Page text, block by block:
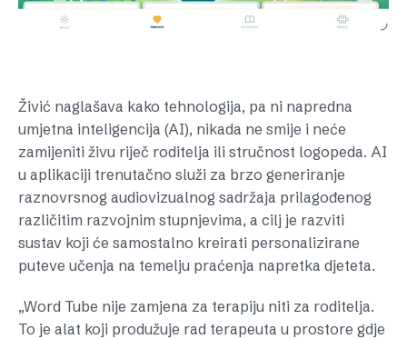
Živić naglašava kako tehnologija, pa ni napredna
umjetna inteligencija (AI), nikada ne smije i neće
zamijeniti živu riječ roditelja ili stručnost logopeda. AI
u aplikaciji trenutačno služi za brzo generiranje
raznovrsnog audiovizualnog sadržaja prilagođenog
različitim razvojnim stupnjevima, a cilj je razviti
sustav koji će samostalno kreirati personalizirane
puteve učenja na temelju praćenja napretka djeteta.
„Word Tube nije zamjena za terapiju niti za roditelja.
To je alat koji produžuje rad terapeuta u prostore gdje